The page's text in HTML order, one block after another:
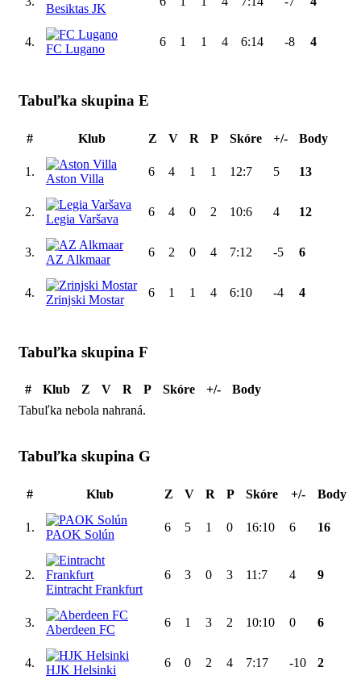
Besiktas JK
4.
FC Lugano
6 1 1 4 6:14 -8 4
Tabuľka skupina E
# Klub Z V R P Skóre +/- Body
1.
Aston Villa
6 4 1 1 12:7 5 13
2.
Legia Varšava
6 4 0 2 10:6 4 12
3.
AZ Alkmaar
6 2 0 4 7:12 -5 6
4.
Zrinjski Mostar
6 1 1 4 6:10 -4 4
Tabuľka skupina F
# Klub Z V R P Skóre +/-
Body
Tabuľka nebola nahraná.
Tabuľka skupina G
# Klub Z V R P Skóre +/- Body
1.
PAOK Solún
6 5 1 0 16:10 6 16
2.
Eintracht Frankfurt
6 3 0 3 11:7 4 9
3.
Aberdeen FC
6 1 3 2 10:10 0 6
4.
HJK Helsinki
6 0 2 4 7:17 -10 2